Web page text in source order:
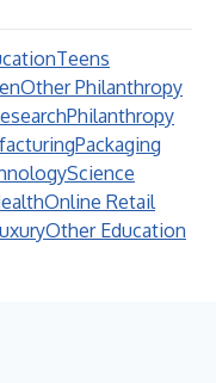
Teens
Other Philanthropy
Philanthropy
Packaging
Science
Online Retail
Other Education